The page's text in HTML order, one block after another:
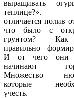
выращивать
теплице?».
отличается полив
что было с
грунтом?
правильно
И от чего они
начинают
Множество
которые
учесть.